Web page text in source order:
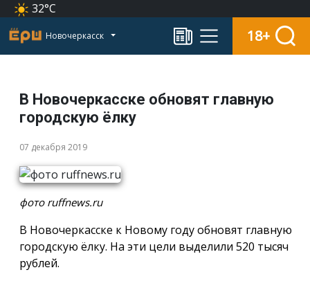
32°C
Новочеркасск 18+
В Новочеркасске обновят главную
городскую ёлку
07 декабря 2019
фото ruffnews.ru
В Новочеркасске к Новому году обновят главную
городскую ёлку. На эти цели выделили 520 тысяч
рублей.